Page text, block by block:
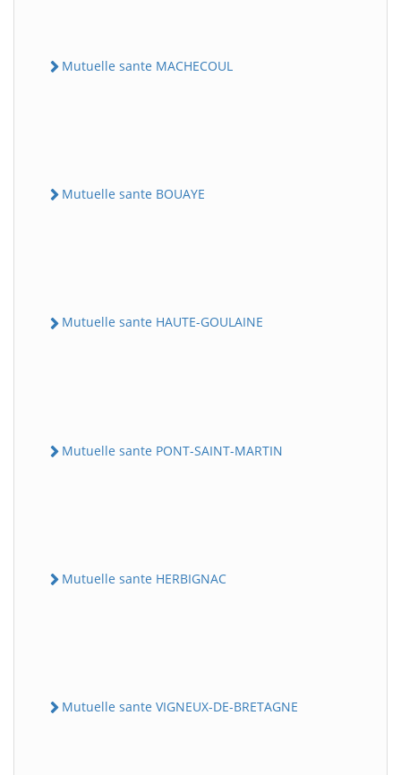
Mutuelle sante MACHECOUL
Mutuelle sante BOUAYE
Mutuelle sante HAUTE-GOULAINE
Mutuelle sante PONT-SAINT-MARTIN
Mutuelle sante HERBIGNAC
Mutuelle sante VIGNEUX-DE-BRETAGNE